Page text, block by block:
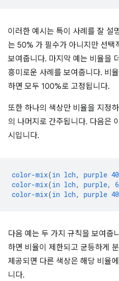
이러한 예시는 특이 사례를 잘 설
는 50% 가 필수가 아니지만 선택
보여줍니다. 마지막 예는 비율을
흥미로운 사례를 보여줍니다. 비
하면 모두 100%로 고정됩니다.
또한 하나의 색상만 비율을 지정
의 나머지로 간주됩니다. 다음은
시입니다.
color-mix(in lch, purple 40
color-mix(in lch, purple,
color-mix(in lch, purple 40
다음 예는 두 가지 규칙을 보여줍
하면 비율이 제한되고 균등하게
제공되면 다른 색상은 해당 비율
니다.